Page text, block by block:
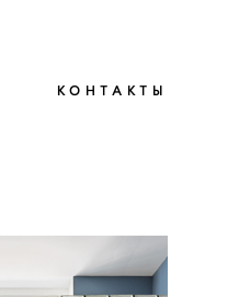
КОНТАКТЫ
КОНТАКТЫ